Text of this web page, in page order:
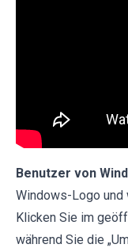
Benutzer von
Windows-Logo und
Klicken Sie im
während Sie die